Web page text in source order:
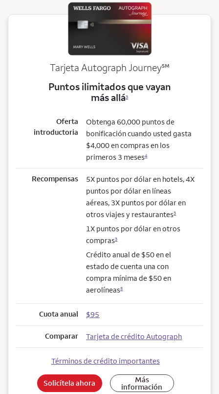
Tarjeta Autograph Journeyservice mark
℠
Puntos ilimitados que vayan
más allá3
Oferta
introductoria
Obtenga 60,000 puntos de
bonificación cuando usted gasta
$4,000 en compras en los
primeros 3 meses4
Recompensas
5X puntos por dólar en hotels, 4X
puntos por dólar en líneas
aéreas, 3X puntos por dólar en
otros viajes y restaurantes3
1X puntos por dólar en otros
compras3
Crédito anual de $50 en el
estado de cuenta una con
compra mínima de $50 en
aerolíneas5
Cuota anual $95
Comparar Tarjeta de crédito Autograph
Términos de crédito importantes
Solicítela ahora Más
información